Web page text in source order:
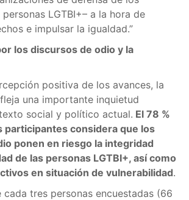
LGTBI+– a la hora de
e impulsar la igualdad.”
los discursos de odio y la
positiva de los avances, la
una importante inquietud
social y político actual. El 78 %
participantes considera que los
ponen en riesgo la integridad
de las personas LGTBI+, así como
en situación de vulnerabilidad.
cada tres personas encuestadas (66